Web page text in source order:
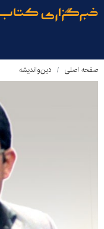
صفحه اصلی دین‌واندیشه